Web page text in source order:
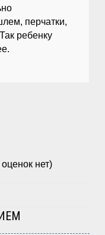
перчатки,
ребенку
нет)